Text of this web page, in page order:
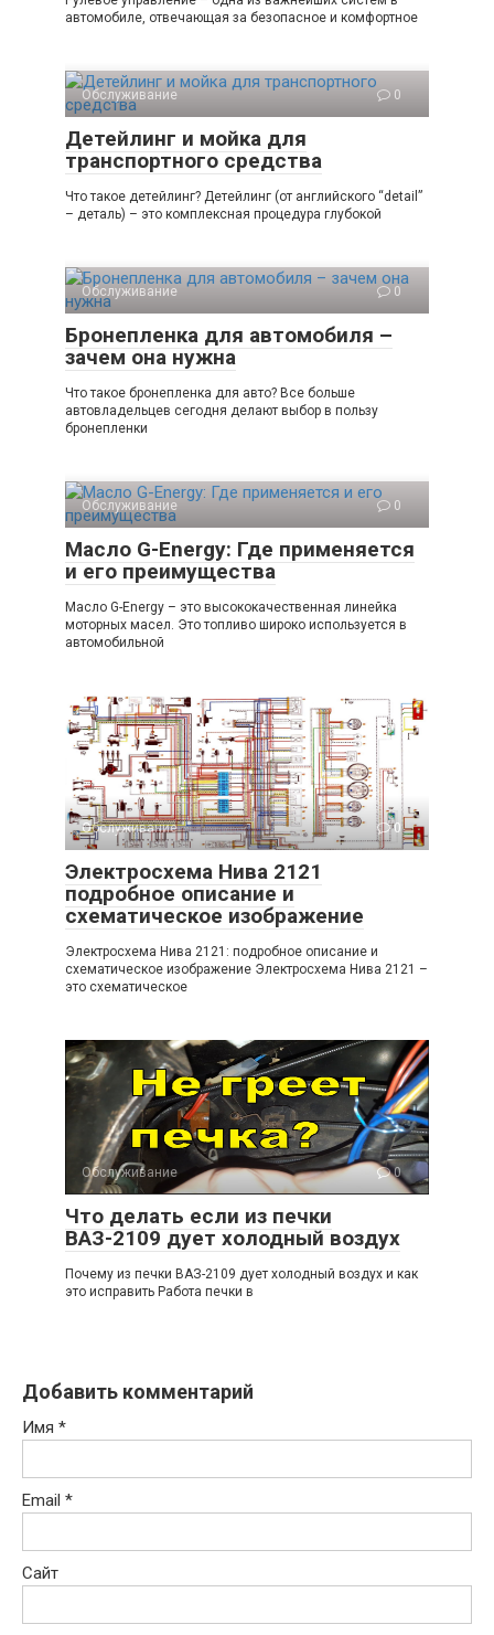
автомобиле, отвечающая за безопасное и комфортное
Обслуживание 0
Детейлинг и мойка для
транспортного средства
Что такое детейлинг? Детейлинг (от английского “detail”
– деталь) – это комплексная процедура глубокой
Обслуживание 0
Бронепленка для автомобиля –
зачем она нужна
Что такое бронепленка для авто? Все больше
автовладельцев сегодня делают выбор в пользу
бронепленки
Обслуживание 0
Масло G-Energy: Где применяется
и его преимущества
Масло G-Energy – это высококачественная линейка
моторных масел. Это топливо широко используется в
автомобильной
Обслуживание 0
Электросхема Нива 2121
подробное описание и
схематическое изображение
Электросхема Нива 2121: подробное описание и
схематическое изображение Электросхема Нива 2121 –
это схематическое
Обслуживание 0
Что делать если из печки
ВАЗ-2109 дует холодный воздух
Почему из печки ВАЗ-2109 дует холодный воздух и как
это исправить Работа печки в
Добавить комментарий
Имя *
Email *
Сайт